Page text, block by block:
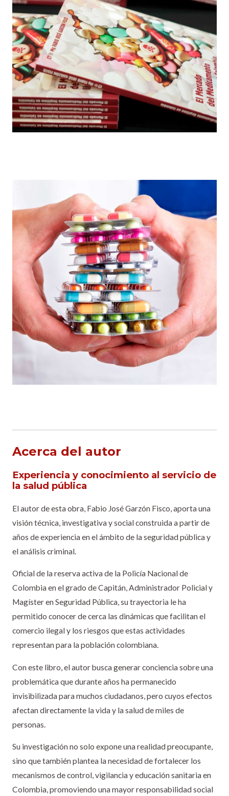
Acerca del autor
Experiencia y conocimiento al servicio de
la salud pública
El autor de esta obra, Fabio José Garzón Fisco, aporta una
visión técnica, investigativa y social construida a partir de
años de experiencia en el ámbito de la seguridad pública y
el análisis criminal.
Oficial de la reserva activa de la Policía Nacional de
Colombia en el grado de Capitán, Administrador Policial y
Magíster en Seguridad Pública, su trayectoria le ha
permitido conocer de cerca las dinámicas que facilitan el
comercio ilegal y los riesgos que estas actividades
representan para la población colombiana.
Con este libro, el autor busca generar conciencia sobre una
problemática que durante años ha permanecido
invisibilizada para muchos ciudadanos, pero cuyos efectos
afectan directamente la vida y la salud de miles de
personas.
Su investigación no solo expone una realidad preocupante,
sino que también plantea la necesidad de fortalecer los
mecanismos de control, vigilancia y educación sanitaria en
Colombia, promoviendo una mayor responsabilidad social